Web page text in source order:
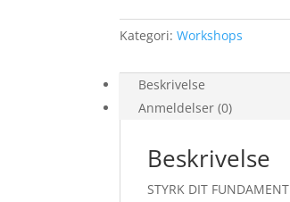
12.30
antal
Kategori:Workshops
Beskrivelse
Anmeldelser (0)
Beskrivelse
STYRK DIT FUNDAMENT